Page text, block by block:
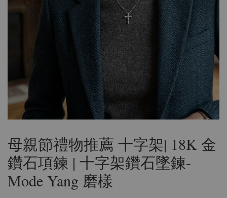
母親節禮物推薦 十字架| 18K 金
鑽石項鍊 | 十字架鑽石墜鍊-
Mode Yang 磨樣